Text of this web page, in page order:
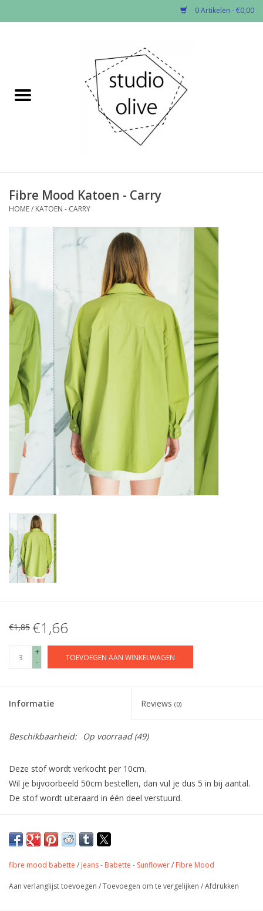
0 Artikelen - €0,00
✂︎Nieuw
Fournituren
Diy pakketten
Studio Olive inspireert....
Fibre Mood Katoen - Carry
HOME/ KATOEN - CARRY
€1,85 €1,66
+
-
TOEVOEGEN AAN WINKELWAGEN
Informatie Reviews (0)
Beschikbaarheid: Op voorraad(49)
Deze stof wordt verkocht per 10cm.
Wil je bijvoorbeeld 50cm bestellen, dan vul je dus 5 in bij aantal.
De stof wordt uiteraard in één deel verstuurd.
Blauwe Jeans voor Bernie broek van Fibre
Mood.
Geschikt voor kleding en accessoires.
fibre mood babette / Jeans - Babette - Sunflower/ Fibre Mood
Aan verlanglijst toevoegen /Toevoegen om te vergelijken /Afdrukken